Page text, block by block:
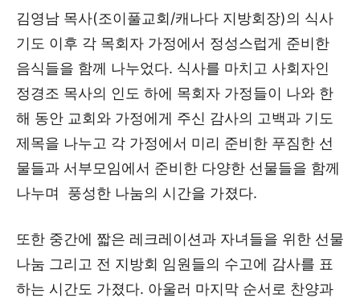
김영남 목사(조이풀교회/캐나다 지방회장)의 식사
기도 이후 각 목회자 가정에서 정성스럽게 준비한
음식들을 함께 나누었다. 식사를 마치고 사회자인
정경조 목사의 인도 하에 목회자 가정들이 나와 한
해 동안 교회와 가정에게 주신 감사의 고백과 기도
제목을 나누고 각 가정에서 미리 준비한 푸짐한 선
물들과 서부모임에서 준비한 다양한 선물들을 함께
나누며 풍성한 나눔의 시간을 가졌다.
또한 중간에 짧은 레크레이션과 자녀들을 위한 선물
나눔 그리고 전 지방회 임원들의 수고에 감사를 표
하는 시간도 가졌다. 아울러 마지막 순서로 찬양과